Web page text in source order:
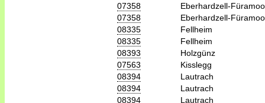
07358
Eberhardzell-
07358
Eberhardzell-
08335
Fellheim
08335
Fellheim
08393
Holzgünz
07563
Kisslegg
08394
Lautrach
08394
Lautrach
08394
Lautrach